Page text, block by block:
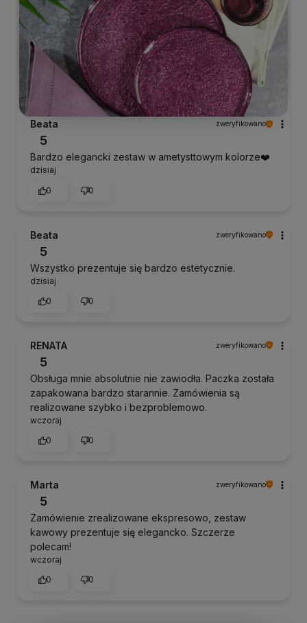
Beata zweryfikowano
5
Bardzo elegancki zestaw w ametysttowym kolorze❤️
dzisiaj
0
0
Beata zweryfikowano
5
Wszystko prezentuje się bardzo estetycznie.
dzisiaj
0
0
RENATA zweryfikowano
5
Obsługa mnie absolutnie nie zawiodła. Paczka została
zapakowana bardzo starannie. Zamówienia są
realizowane szybko i bezproblemowo.
wczoraj
0
0
Marta zweryfikowano
5
Zamówienie zrealizowane ekspresowo, zestaw
kawowy prezentuje się elegancko. Szczerze
polecam!
wczoraj
0
0